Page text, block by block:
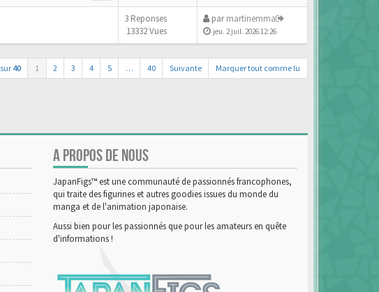
3 Reponses
13332 Vues
parmartinemma
jeu. 2 juil. 2026 12:26
sur 40 1 2 3 4 5 … 40 Suivante Marquer tout comme lu
A PROPOS DE NOUS
JapanFigs™ est une communauté de passionnés francophones,
qui traite des figurines et autres goodies issues du monde du
manga et de l'animation japonaise.
Aussi bien pour les passionnés que pour les amateurs en quête
d'informations !